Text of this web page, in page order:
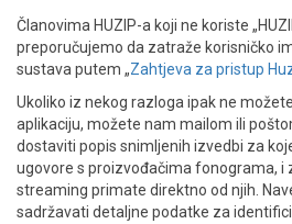
Članovima HUZIP-a koji ne koriste
preporučujemo da zatraže korisničko
sustava putem „Zahtjeva za pristup
Ukoliko iz nekog razloga ipak ne
aplikaciju, možete nam mailom ili
dostaviti popis snimljenih izvedbi za
ugovore s proizvođačima fonograma, i
streaming primate direktno od njih.
sadržavati detaljne podatke za